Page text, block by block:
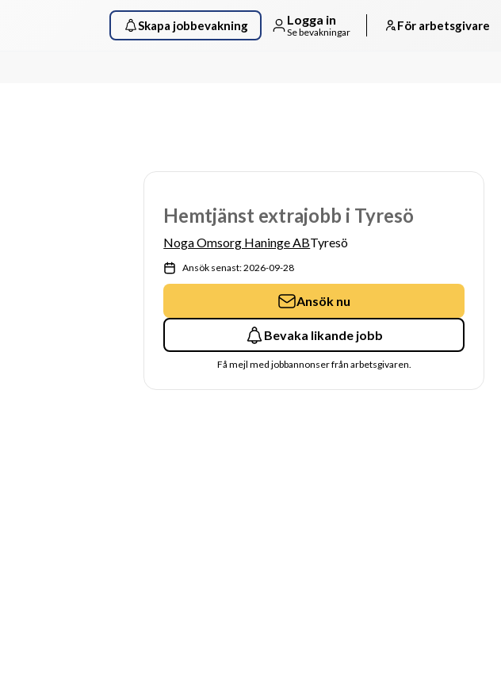
Skapa jobbevakning Logga in
Se bevakningar För arbetsgivare
Hemtjänst extrajobb i Tyresö
Noga Omsorg Haninge ABTyresö
Ansök senast: 2026-09-28
Ansök nu
Bevaka likande jobb
Få mejl med jobbannonser från arbetsgivaren.